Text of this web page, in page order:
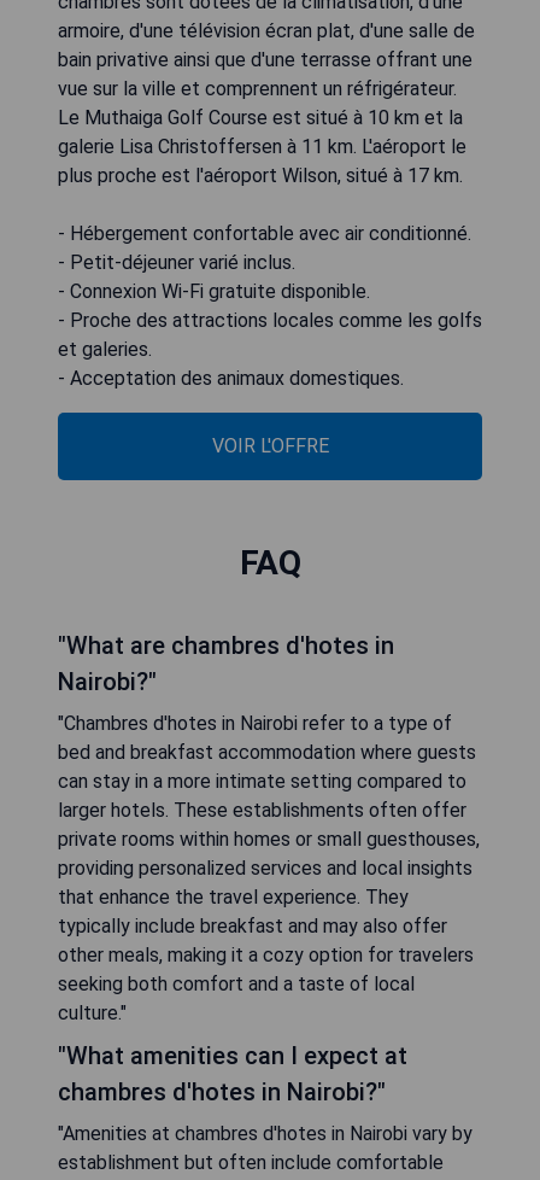
armoire, d'une télévision écran plat, d'une salle de
bain privative ainsi que d'une terrasse offrant une
vue sur la ville et comprennent un réfrigérateur.
Le Muthaiga Golf Course est situé à 10 km et la
galerie Lisa Christoffersen à 11 km. L'aéroport le
plus proche est l'aéroport Wilson, situé à 17 km.
- Hébergement confortable avec air conditionné.
- Petit-déjeuner varié inclus.
- Connexion Wi-Fi gratuite disponible.
- Proche des attractions locales comme les golfs
et galeries.
- Acceptation des animaux domestiques.
VOIR L'OFFRE
FAQ
"What are chambres d'hotes in
Nairobi?"
"Chambres d'hotes in Nairobi refer to a type of
bed and breakfast accommodation where guests
can stay in a more intimate setting compared to
larger hotels. These establishments often offer
private rooms within homes or small guesthouses,
providing personalized services and local insights
that enhance the travel experience. They
typically include breakfast and may also offer
other meals, making it a cozy option for travelers
seeking both comfort and a taste of local
culture."
"What amenities can I expect at
chambres d'hotes in Nairobi?"
"Amenities at chambres d'hotes in Nairobi vary by
establishment but often include comfortable